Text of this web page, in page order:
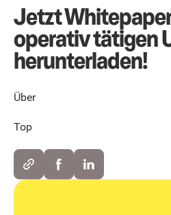
Jetzt
operativ tätigen
herunterladen!
Über
Top